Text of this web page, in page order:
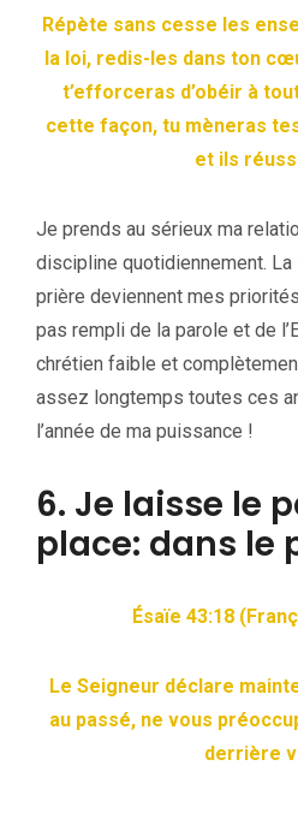
Répète sans cesse les
la loi, redis-les dans ton
t’efforceras d’obéir à
cette façon, tu mèneras
et ils
Je prends au sérieux ma
discipline quotidiennement.
prière deviennent mes
pas rempli de la parole et de
chrétien faible et
assez longtemps toutes ces
l’année de ma puissance !
6. Je laisse le
place: dans le
Ésaïe 43:18
Le Seigneur déclare
au passé, ne vous
derrière